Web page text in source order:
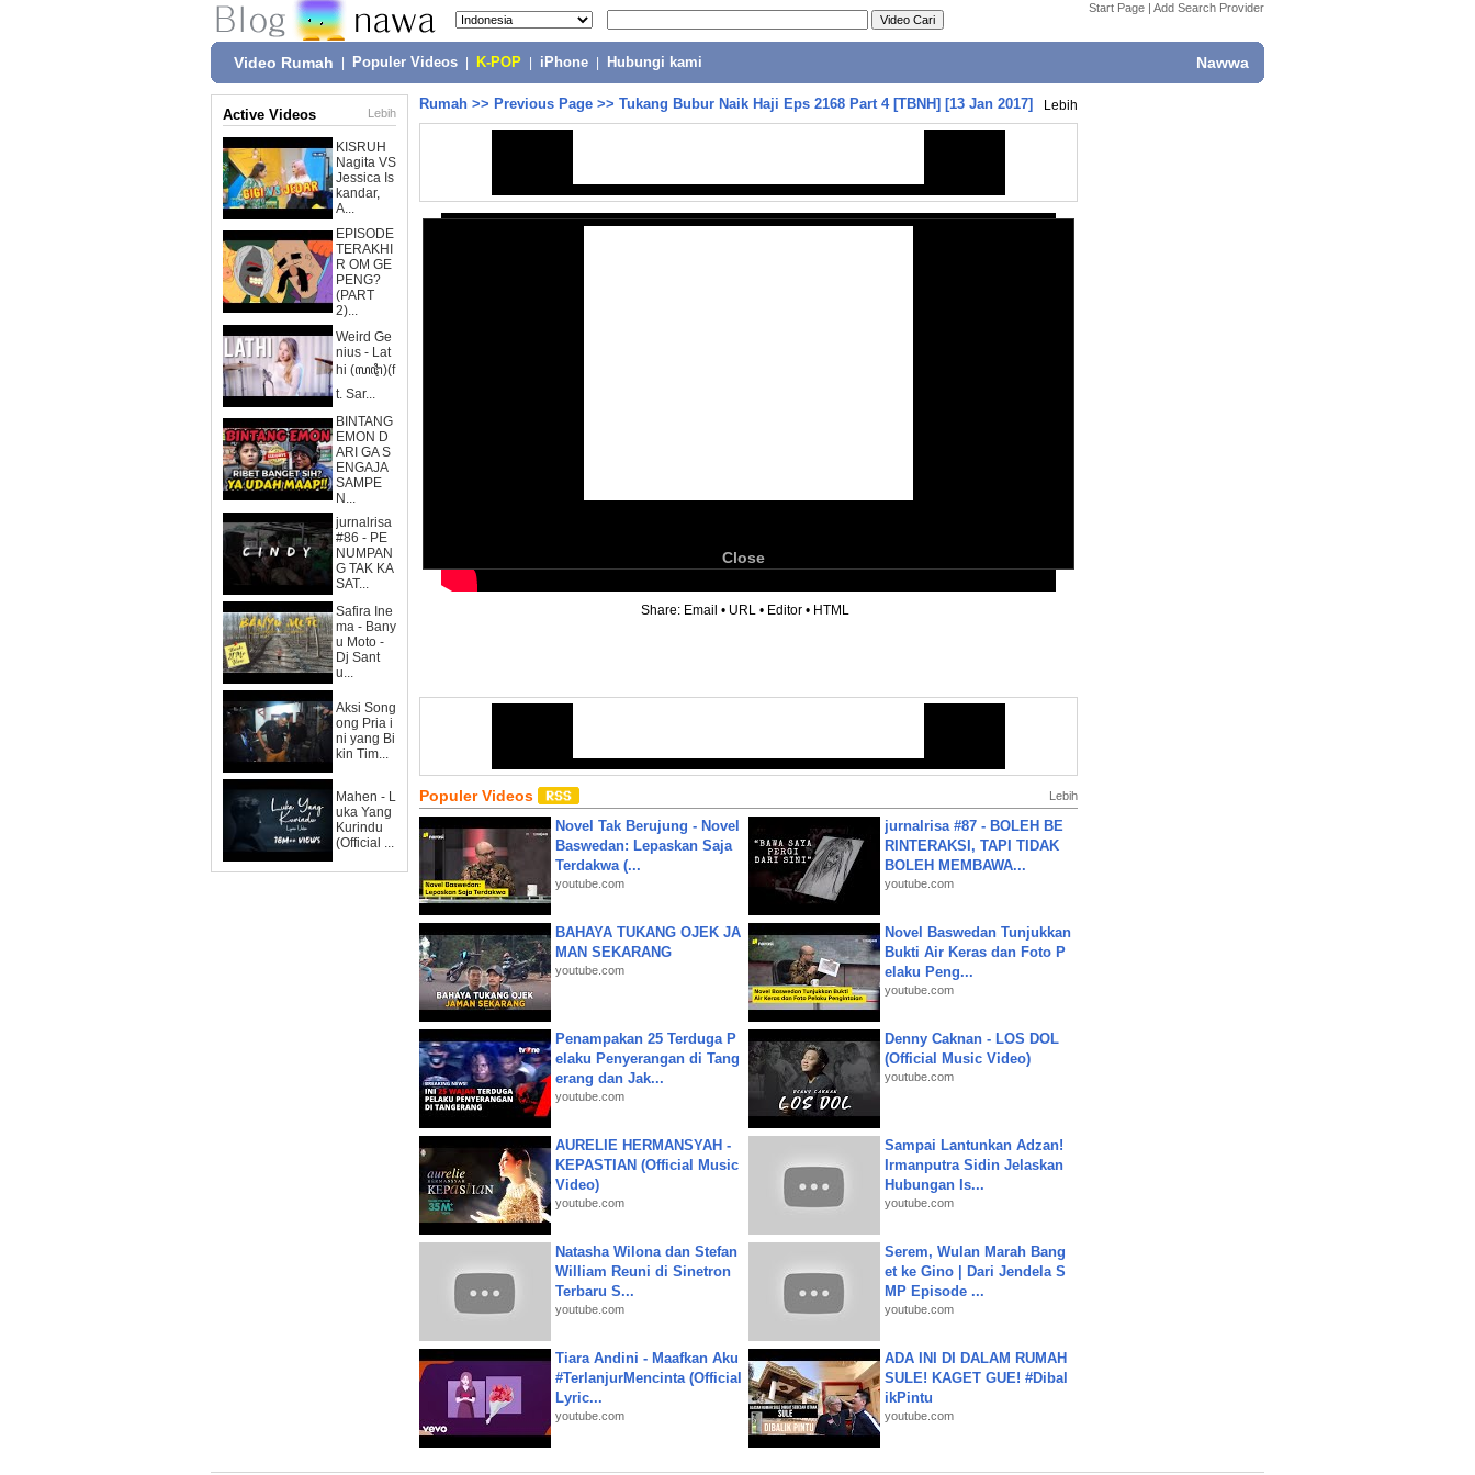
Start Page | Add Search Provider
Video Rumah Populer Videos K-POP iPhone Hubungi kami Nawwa
Active Videos Lebih
KISRUH
Nagita VS
Jessica Is
kandar,
A...
EPISODE
TERAKHI
R OM GE
PENG?
(PART
2)...
Weird Ge
nius - Lat
hi (ꦭꦛꦶ)(f
t. Sar...
BINTANG
EMON D
ARI GA S
ENGAJA
SAMPE
N...
jurnalrisa
#86 - PE
NUMPAN
G TAK KA
SAT...
Safira Ine
ma - Bany
u Moto -
Dj Sant
u...
Aksi Song
ong Pria i
ni yang Bi
kin Tim...
Mahen - L
uka Yang
Kurindu
(Official ...
Rumah >> Previous Page >> Tukang Bubur Naik Haji Eps 2168 Part 4 [TBNH] [13 Jan 2017] Lebih
Close
Share: Email • URL • Editor • HTML
Populer Videos Lebih
Novel Tak Berujung - Novel
Baswedan: Lepaskan Saja
Terdakwa (...
youtube.com
jurnalrisa #87 - BOLEH BE
RINTERAKSI, TAPI TIDAK
BOLEH MEMBAWA...
youtube.com
BAHAYA TUKANG OJEK JA
MAN SEKARANG
youtube.com
Novel Baswedan Tunjukkan
Bukti Air Keras dan Foto P
elaku Peng...
youtube.com
Penampakan 25 Terduga P
elaku Penyerangan di Tang
erang dan Jak...
youtube.com
Denny Caknan - LOS DOL
(Official Music Video)
youtube.com
AURELIE HERMANSYAH -
KEPASTIAN (Official Music
Video)
youtube.com
Sampai Lantunkan Adzan!
Irmanputra Sidin Jelaskan
Hubungan Is...
youtube.com
Natasha Wilona dan Stefan
William Reuni di Sinetron
Terbaru S...
youtube.com
Serem, Wulan Marah Bang
et ke Gino | Dari Jendela S
MP Episode ...
youtube.com
Tiara Andini - Maafkan Aku
#TerlanjurMencinta (Official
Lyric...
youtube.com
ADA INI DI DALAM RUMAH
SULE! KAGET GUE! #Dibal
ikPintu
youtube.com